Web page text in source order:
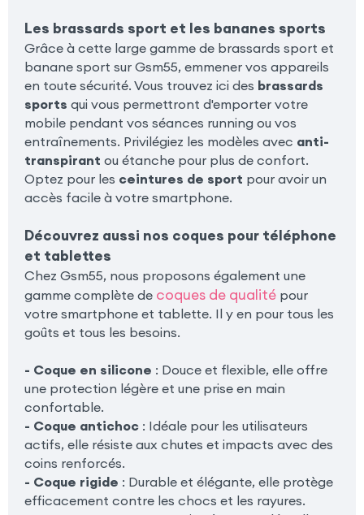
Les brassards sport et les bananes sports
Grâce à cette large gamme de brassards sport et
banane sport sur Gsm55, emmener vos appareils
en toute sécurité. Vous trouvez ici des brassards
sports qui vous permettront d'emporter votre
mobile pendant vos séances running ou vos
entraînements. Privilégiez les modèles avec anti-
transpirant ou étanche pour plus de confort.
Optez pour les ceintures de sport pour avoir un
accès facile à votre smartphone.
Découvrez aussi nos coques pour téléphone
et tablettes
Chez Gsm55, nous proposons également une
gamme complète de coques de qualitépour
votre smartphone et tablette. Il y en pour tous les
goûts et tous les besoins.
- Coque en silicone : Douce et flexible, elle offre
une protection légère et une prise en main
confortable.
- Coque antichoc: Idéale pour les utilisateurs
actifs, elle résiste aux chutes et impacts avec des
coins renforcés.
- Coque rigide : Durable et élégante, elle protège
efficacement contre les chocs et les rayures.